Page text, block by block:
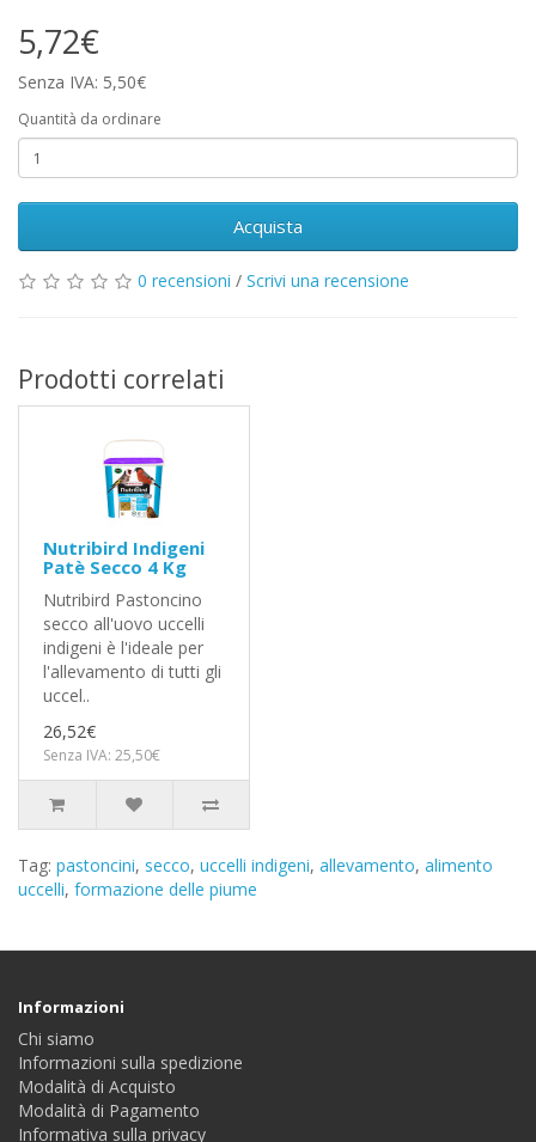
5,72€
Senza IVA: 5,50€
Quantità da ordinare
Acquista
0 recensioni / Scrivi una recensione
Prodotti correlati
Nutribird Indigeni
Patè Secco 4 Kg
Nutribird Pastoncino
secco all'uovo uccelli
indigeni è l'ideale per
l'allevamento di tutti gli
uccel..
26,52€
Senza IVA: 25,50€
Tag: pastoncini, secco, uccelli indigeni, allevamento, alimento
uccelli, formazione delle piume
Informazioni
Chi siamo
Informazioni sulla spedizione
Modalità di Acquisto
Modalità di Pagamento
Informativa sulla privacy